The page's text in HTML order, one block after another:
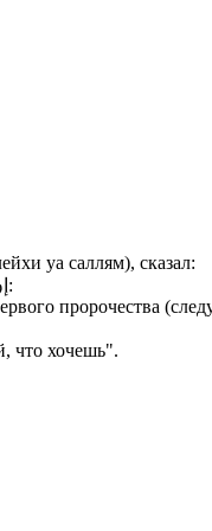
уа саллям), сказал:
"إنَّ مِمَّا أَدْرَكَ النَّاسُ مِنْ كَلَامِ النُّبُوَّةِ الْأُولَى:
пророчествa
что хочешь".